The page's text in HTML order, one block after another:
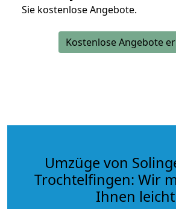
Sie kostenlose Angebote.
Kostenlose Angebote
Umzüge von
Trochtelfingen: Wir
Ihnen leicht